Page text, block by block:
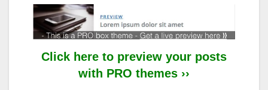
Click here to preview your posts
with PRO themes ››